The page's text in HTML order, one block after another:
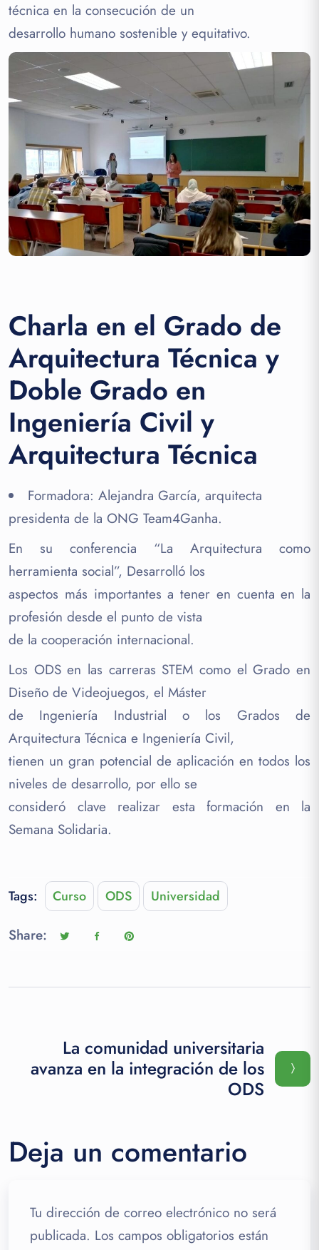
técnica en la consecución de un
desarrollo humano sostenible y equitativo.
Charla en el Grado de
Arquitectura Técnica y
Doble Grado en
Ingeniería Civil y
Arquitectura Técnica
Formadora: Alejandra García, arquitecta
presidenta de la ONG Team4Ganha.
En su conferencia “La Arquitectura como
herramienta social”, Desarrolló los
aspectos más importantes a tener en cuenta en la
profesión desde el punto de vista
de la cooperación internacional.
Los ODS en las carreras STEM como el Grado en
Diseño de Videojuegos, el Máster
de Ingeniería Industrial o los Grados de
Arquitectura Técnica e Ingeniería Civil,
tienen un gran potencial de aplicación en todos los
niveles de desarrollo, por ello se
consideró clave realizar esta formación en la
Semana Solidaria.
Tags: Curso ODS Universidad
Share:
La comunidad universitaria
avanza en la integración de los
ODS
Deja un comentario
Tu dirección de correo electrónico no será
publicada. Los campos obligatorios están